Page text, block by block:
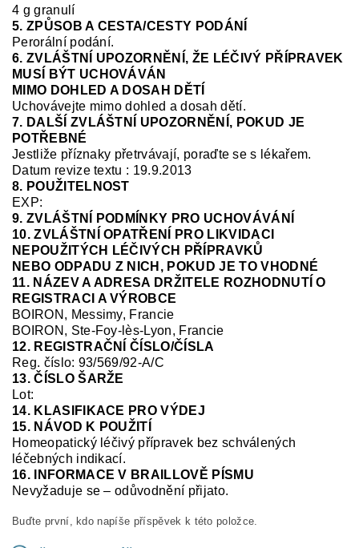
4 g granulí
5. ZPŮSOB A CESTA/CESTY PODÁNÍ
Perorální podání.
6. ZVLÁŠTNÍ UPOZORNĚNÍ, ŽE LÉČIVÝ PŘÍPRAVEK
MUSÍ BÝT UCHOVÁVÁN
MIMO DOHLED A DOSAH DĚTÍ
Uchovávejte mimo dohled a dosah dětí.
7. DALŠÍ ZVLÁŠTNÍ UPOZORNĚNÍ, POKUD JE
POTŘEBNÉ
Jestliže příznaky přetrvávají, poraďte se s lékařem.
Datum revize textu : 19.9.2013
8. POUŽITELNOST
EXP:
9. ZVLÁŠTNÍ PODMÍNKY PRO UCHOVÁVÁNÍ
10. ZVLÁŠTNÍ OPATŘENÍ PRO LIKVIDACI
NEPOUŽITÝCH LÉČIVÝCH PŘÍPRAVKŮ
NEBO ODPADU Z NICH, POKUD JE TO VHODNÉ
11. NÁZEV A ADRESA DRŽITELE ROZHODNUTÍ O
REGISTRACI A VÝROBCE
BOIRON, Messimy, Francie
BOIRON, Ste-Foy- lès-Lyon, Francie
12. REGISTRAČNÍ ČÍSLO/ČÍSLA
Reg. číslo: 93/569/92-A/C
13. ČÍSLO ŠARŽE
Lot:
14. KLASIFIKACE PRO VÝDEJ
15. NÁVOD K POUŽITÍ
Homeopatický léčivý přípravek bez schválených
léčebných indikací.
16. INFORMACE V BRAILLOVĚ PÍSMU
Nevyžaduje se – odůvodnění přijato.
Buďte první, kdo napíše příspěvek k této položce.